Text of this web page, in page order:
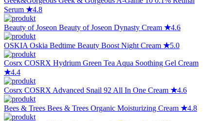
Serum ★4.8
Beauty of Joseon Beauty of Joseon Dynasty Cream ★4.6
OSKIA Oskia Bedtime Beauty Boost Night Cream ★5.0
Cosrx COSRX Hydrium Green Tea Aqua Soothing Gel Cream
★4.4
Cosrx COSRX Advanced Snail 92 All In One Cream ★4.6
Bees & Trees Bees & Trees Organic Moisturizing Cream ★4.8